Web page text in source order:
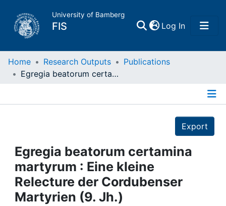
University of Bamberg
FIS Log In(current)
Home
Projects
People
Institutions
Home Research Outputs
Publications
Egregia beatorum certamina martyrum : Eine kleine Relecture der Cordubenser Martyrien (9. Jh.)
Export
Egregia beatorum certamina
martyrum : Eine kleine
Relecture der Cordubenser
Martyrien (9. Jh.)